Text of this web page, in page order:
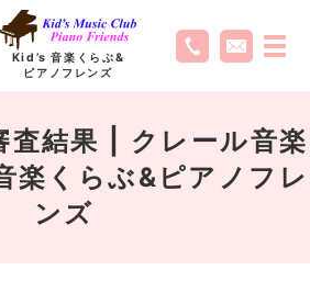
Kid’s 音楽くらぶ&
ピアノフレンズ
査結果 | クレール音楽
楽くらぶ&ピアノフレ
ンズ